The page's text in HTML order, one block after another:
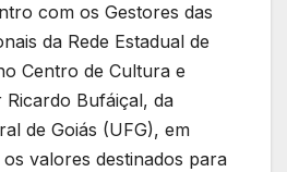
com os Gestores das
da Rede Estadual de
Centro de Cultura e
Bufáiçal, da
de Goiás (UFG), em
os valores destinados para